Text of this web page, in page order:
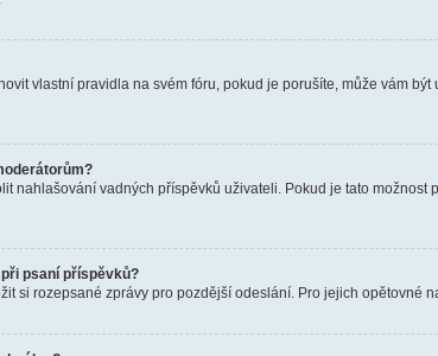
vlastní pravidla na svém fóru, pokud je porušíte, může vám
nahlašování vadných příspěvků uživateli. Pokud je tato
psaní příspěvků?
si rozepsané zprávy pro pozdější odeslání. Pro jejich